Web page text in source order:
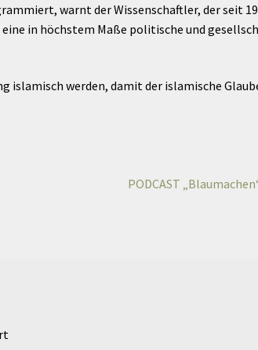
warnt der Wissenschaftler, der seit
eine in höchstem Maße politische und
islamisch werden, damit der islamische
PODCAST